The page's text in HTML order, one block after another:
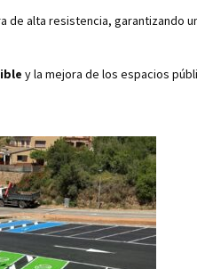
de alta resistencia, garantizando
y la mejora de los espacios